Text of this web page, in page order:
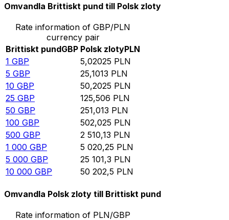
Omvandla Brittiskt pund till Polsk zloty
Rate information of GBP/PLN
currency pair
Brittiskt pundGBP Polsk zlotyPLN
1 GBP 5,02025 PLN
5 GBP 25,1013 PLN
10 GBP 50,2025 PLN
25 GBP 125,506 PLN
50 GBP 251,013 PLN
100 GBP 502,025 PLN
500 GBP 2 510,13 PLN
1 000 GBP 5 020,25 PLN
5 000 GBP 25 101,3 PLN
10 000 GBP 50 202,5 PLN
Omvandla Polsk zloty till Brittiskt pund
Rate information of PLN/GBP